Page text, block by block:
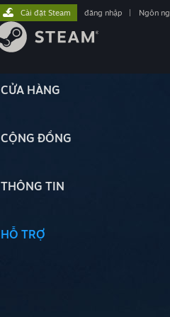
CỬA HÀNG
CỘNG ĐỒNG
THÔNG TIN
HỖ TRỢ
Cài đặt Steam đăng nhập Ngôn